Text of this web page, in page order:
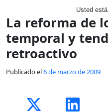
Usted
La reforma de
temporal y
retroactivo
Publicado el6 de marzo de 2009